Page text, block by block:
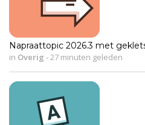
Napraattopic 2026.3 met
in Overig -27 minuten geleden